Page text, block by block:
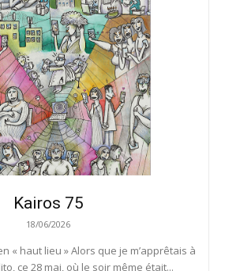
Kairos 75
18/06/2026
« haut lieu » Alors que je m’apprêtais à
ce 28 mai, où le soir même était...